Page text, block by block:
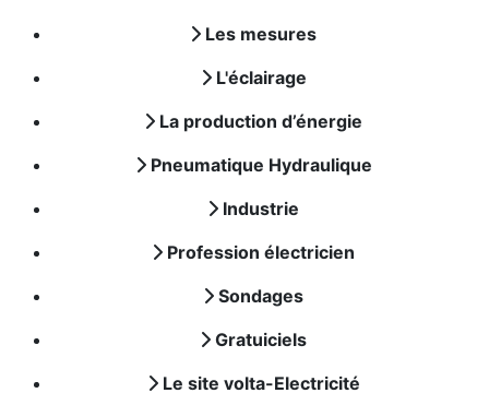
Les mesures
L'éclairage
La production d’énergie
Pneumatique Hydraulique
Industrie
Profession électricien
Sondages
Gratuiciels
Le site volta-Electricité